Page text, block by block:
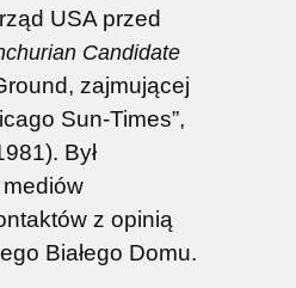
USA przed
Candidate
zajmującej
Sun-Times”,
Był
z opinią
Białego Domu.